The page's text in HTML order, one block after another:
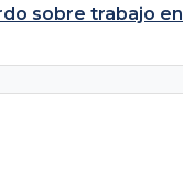
sobre trabajo en